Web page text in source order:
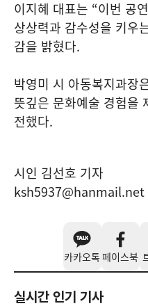
이지혜 대표는 “이번 공
상상력과 감수성을 키우
감을 밝혔다.
박영미 시 아동복지과장
뜻깊은 문화예술 경험을
전했다.
시인 김선호 기자
ksh5937@hanmail.net
카카오톡 페이스북
실시간 인기 기사